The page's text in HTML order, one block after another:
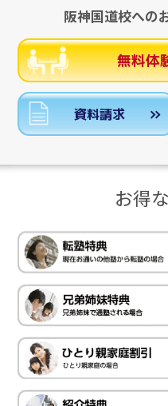
阪神国道校への
無料体
資料請求
お得